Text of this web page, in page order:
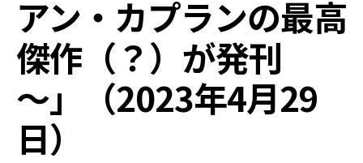
アン・カプランの最高
傑作（？）が発刊
～」（2023年4月29
日）